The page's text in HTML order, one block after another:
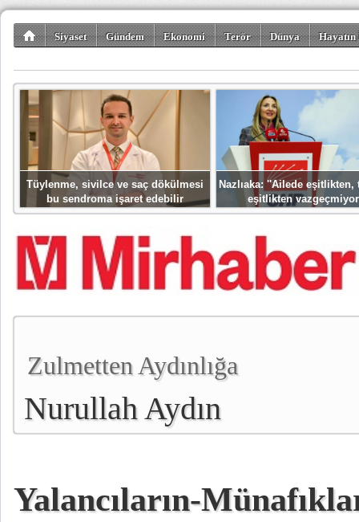
Siyaset Gündem Ekonomi Terör Dünya
Tüylenme, sivilce ve saç dökülmesi
bu sendroma işaret edebilir
Nazlıaka: ''Ailede eşitlikten,
eşitlikten
Zulmetten Aydınlığa
Nurullah Aydın
Yalancıların-